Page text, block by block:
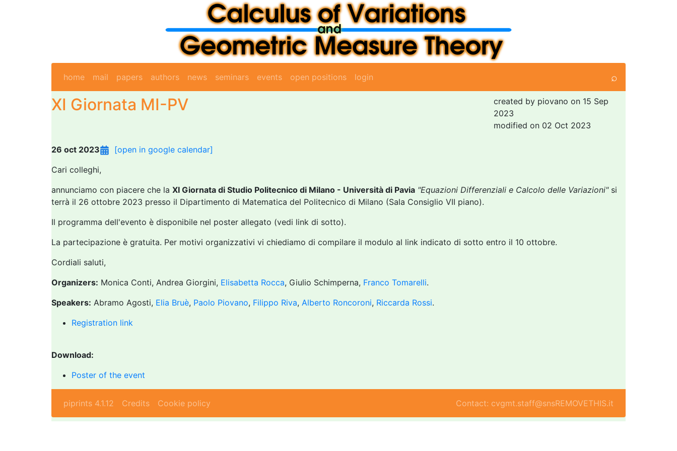
home mail papers authors news seminars events open positions login ⌕
XI Giornata MI-PV
created by piovano on 15 Sep
2023
modified on 02 Oct 2023
26 oct 2023
[open in google calendar]
Cari colleghi,
annunciamo con piacere che la XI Giornata di Studio Politecnico di Milano - Università di Pavia "Equazioni Differenziali e Calcolo delle Variazioni"si
terrà il 26 ottobre 2023 presso il Dipartimento di Matematica del Politecnico di Milano (Sala Consiglio VII piano).
Il programma dell'evento è disponibile nel poster allegato (vedi link di sotto).
La partecipazione è gratuita. Per motivi organizzativi vi chiediamo di compilare il modulo al link indicato di sotto entro il 10 ottobre.
Cordiali saluti,
Organizers: Monica Conti, Andrea Giorgini, Elisabetta Rocca, Giulio Schimperna, Franco Tomarelli.
Speakers: Abramo Agosti, Elia Bruè, Paolo Piovano, Filippo Riva, Alberto Roncoroni, Riccarda Rossi.
Registration link
Download:
Poster of the event
piprints 4.1.12 Credits Cookie policy Contact: cvgmt.staff@snsREMOVETHIS.it